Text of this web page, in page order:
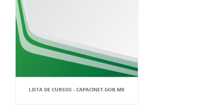
LISTA DE CURSOS - CAPACINET.GOB.MX